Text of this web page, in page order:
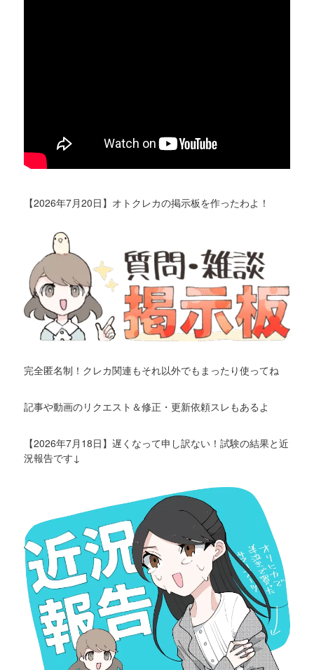
【2026年7月20日】オトクレカの掲示板を作ったわよ！
完全匿名制！クレカ関連もそれ以外でもまったり使ってね
記事や動画のリクエスト＆修正・更新依頼スレもあるよ
【2026年7月18日】遅くなって申し訳ない！試験の結果と近
況報告です↓